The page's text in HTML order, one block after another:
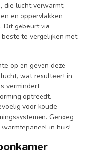
die lucht verwarmt,
en oppervlakken
Dit gebeurt via
te vergelijken met
op en geven deze
wat resulteert in
vermindert
optreedt.
voor koude
Genoeg
in huis!